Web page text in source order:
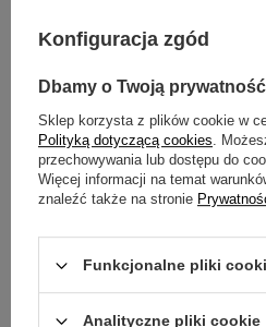
Osadzenie 95
Stan
Konfiguracja zgód
Dbamy o Twoją prywatność
Sklep korzysta z plików cookie w
Polityką dotyczącą cookies.
przechowywania lub dostępu do
Więcej informacji na temat
znaleźć także na stronie
Funkcjonalne pliki
Analityczne pliki cookie